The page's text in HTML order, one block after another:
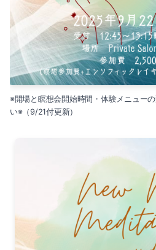
※開場と瞑想会開始時間・体験メニュー
い※（9/21付更新）